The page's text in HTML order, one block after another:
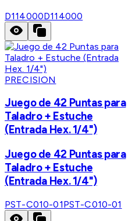
D114000D114000
PRECISION
Juego de 42 Puntas para
Taladro + Estuche
(Entrada Hex. 1/4")
Juego de 42 Puntas para
Taladro + Estuche
(Entrada Hex. 1/4")
PST-C010-01PST-C010-01